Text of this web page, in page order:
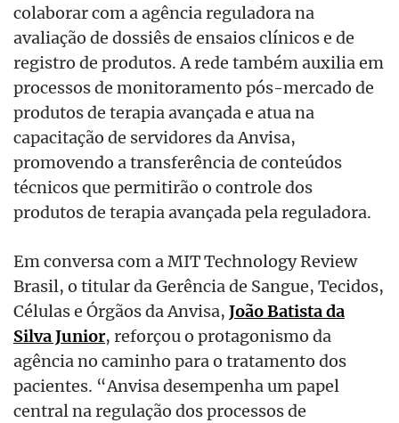
colaborar com a agência reguladora na
avaliação de dossiês de ensaios clínicos e de
registro de produtos. A rede também auxilia em
processos de monitoramento pós-mercado de
produtos de terapia avançada e atua na
capacitação de servidores da Anvisa,
promovendo a transferência de conteúdos
técnicos que permitirão o controle dos
produtos de terapia avançada pela reguladora.
Em conversa com a MIT Technology Review
Brasil, o titular da Gerência de Sangue, Tecidos,
Células e Órgãos da Anvisa, João Batista da
Silva Junior, reforçou o protagonismo da
agência no caminho para o tratamento dos
pacientes. “Anvisa desempenha um papel
central na regulação dos processos de